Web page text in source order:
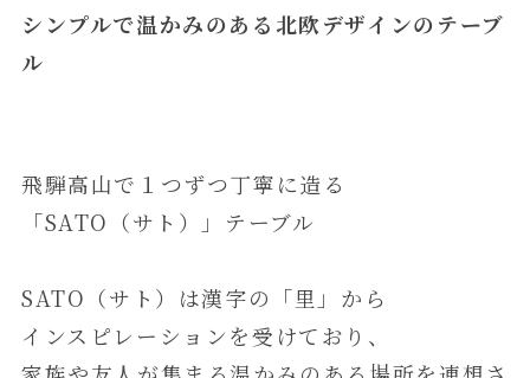
シンプルで温かみのある北欧デザインのテーブ
ル
飛騨高山で１つずつ丁寧に造る
「SATO（サト）」テーブル
SATO（サト）は漢字の「里」から
インスピレーションを受けており、